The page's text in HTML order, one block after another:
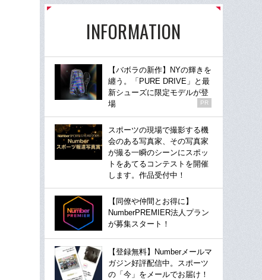
INFORMATION
【バボラの新作】NYの輝きを
纏う。「PURE DRIVE」と最
新シューズに限定モデルが登
場
PR
スポーツの現場で撮影する機
会のある写真家、その写真家
が撮る一瞬のシーンにスポッ
トをあてるコンテストを開催
します。作品受付中！
【同僚や仲間とお得に】
NumberPREMIER法人プラン
が募集スタート！
【登録無料】Numberメールマ
ガジン好評配信中。スポーツ
の「今」をメールでお届け！